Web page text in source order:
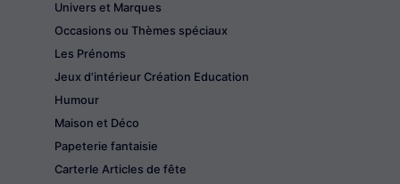
Univers et Marques
Occasions ou Thèmes spéciaux
Les Prénoms
Jeux d'intérieur Création Education
Humour
Maison et Déco
Papeterie fantaisie
CarterIe Articles de fête